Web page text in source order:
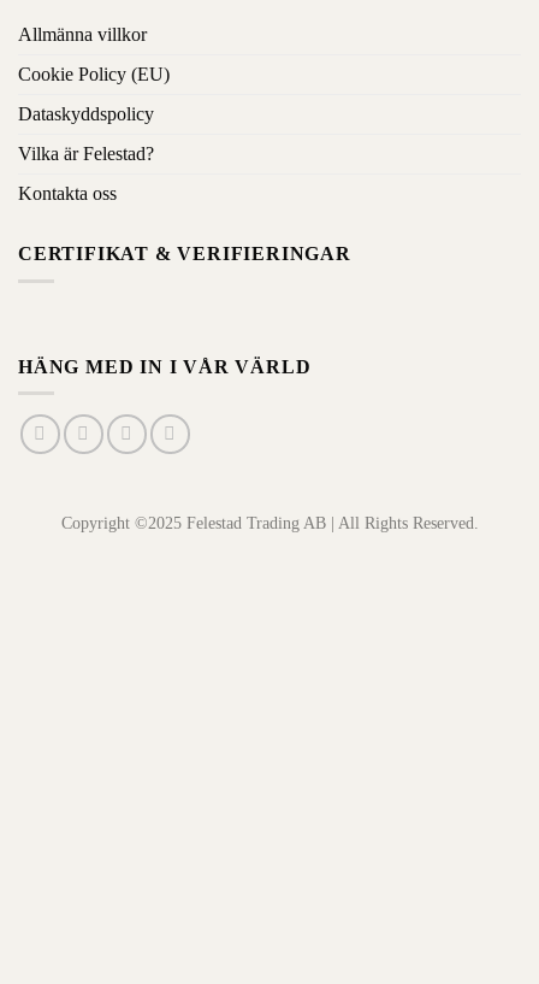
Allmänna villkor
Cookie Policy (EU)
Dataskyddspolicy
Vilka är Felestad?
Kontakta oss
CERTIFIKAT & VERIFIERINGAR
HÄNG MED IN I VÅR VÄRLD
Copyright ©2025 Felestad Trading AB | All Rights Reserved.